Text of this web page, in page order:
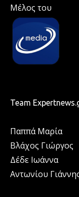
Μέλος του
Team
Παππά Μαρία
Βλάχος Γιώργος
Δέδε Ιωάννα
Αντωνίου